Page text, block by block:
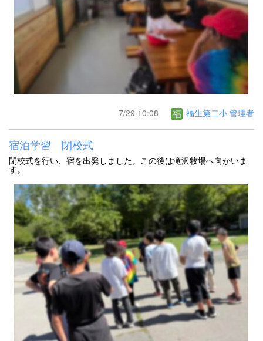
7/29 10:08 福生第二小 管理者
宿泊学習 閉校式
閉校式を行い、宿を出発しました。この後は滝沢牧場へ向かいま
す。